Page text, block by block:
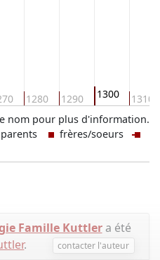
1280 1290 1300 1310
nom pour plus d'information.
parents
frères/soeurs
Famille Kuttlera été
. contacter l'auteur